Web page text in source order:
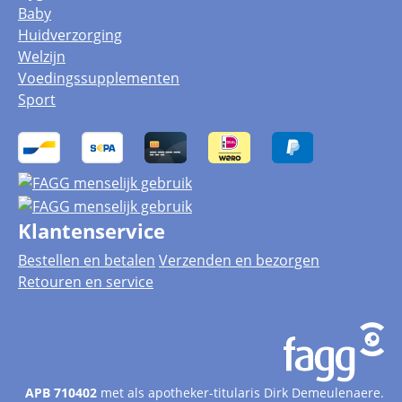
Baby
Huidverzorging
Welzijn
Voedingssupplementen
Sport
Klantenservice
Bestellen en betalen Verzenden en bezorgen
Retouren en service
APB 710402 met als apotheker-titularis Dirk Demeulenaere.